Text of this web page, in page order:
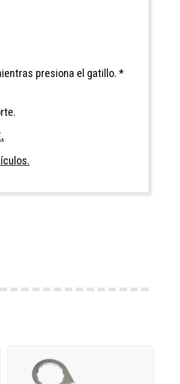
presiona el gatillo. *
.